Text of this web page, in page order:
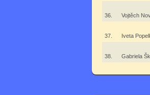
36. Vojtěch
37. Iveta
38. Gabriela